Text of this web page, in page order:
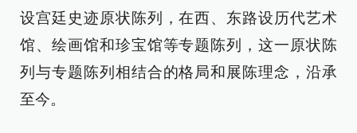
设宫廷史迹原状陈列，在西、东路设历代艺术
馆、绘画馆和珍宝馆等专题陈列，这一原状陈
列与专题陈列相结合的格局和展陈理念，沿承
至今。